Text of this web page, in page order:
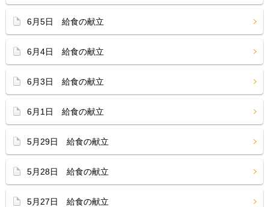
6月5日 給食の献立
6月4日 給食の献立
6月3日 給食の献立
6月1日 給食の献立
5月29日 給食の献立
5月28日 給食の献立
5月27日 給食の献立